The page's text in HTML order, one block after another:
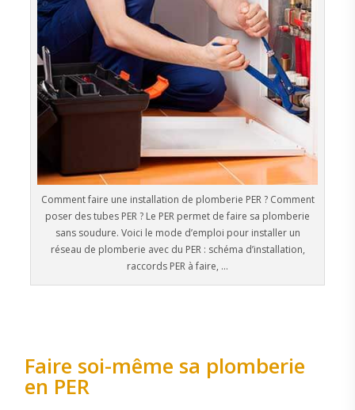
Comment faire une installation de plomberie PER ? Comment
poser des tubes PER ? Le PER permet de faire sa plomberie
sans soudure. Voici le mode d’emploi pour installer un
réseau de plomberie avec du PER : schéma d’installation,
raccords PER à faire, …
Faire soi-même sa plomberie
en PER